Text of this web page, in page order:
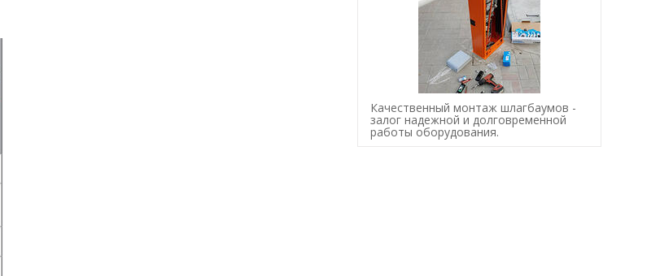
Качественный монтаж шлагбаумов -
залог надежной и долговременной
работы оборудования.